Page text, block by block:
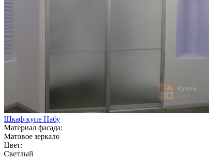
Шкаф-купе Набу
Материал фасада:
Матовое зеркало
Цвет:
Светлый